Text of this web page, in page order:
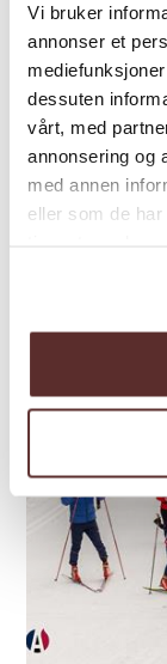
Vi bruker
annonser et
dessuten
vårt, med
annonsering og
med annen
eller som de
Topptur
Bli med
toppturar